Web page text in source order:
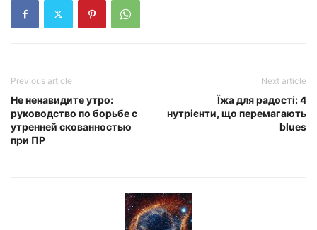
Previous article
Не ненавидите утро:
руководство по борьбе с
утренней скованностью
при ПР
Next article
Їжа для радості: 4
нутрієнти, що перемагають
blues